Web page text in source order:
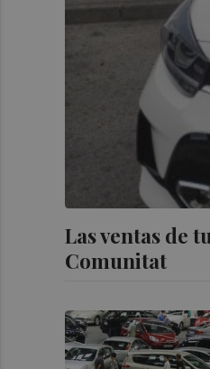
Las ventas de
Comunitat